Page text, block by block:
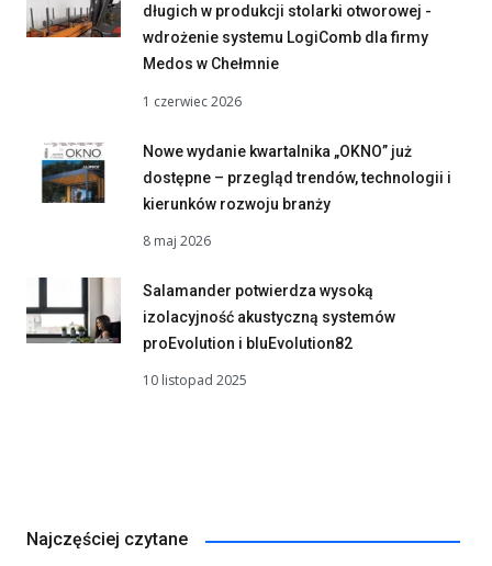
długich w produkcji stolarki otworowej -
wdrożenie systemu LogiComb dla firmy
Medos w Chełmnie
1 czerwiec 2026
Nowe wydanie kwartalnika „OKNO” już
dostępne – przegląd trendów, technologii i
kierunków rozwoju branży
8 maj 2026
Salamander potwierdza wysoką
izolacyjność akustyczną systemów
proEvolution i bluEvolution82
10 listopad 2025
Najczęściej czytane